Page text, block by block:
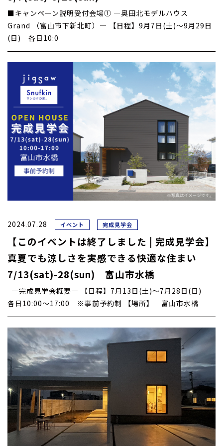
■キャンペーン説明受付会場① ―奥田北モデルハウス
Grand （富山市下新北町）― 【日程】9月7日(土)～9月29日
(日) 各日10:0
2024.07.28 イベント 完成見学会
【このイベントは終了しました | 完成見学会】
真夏でも涼しさを実感できる快適な住まい
7/13(sat)-28(sun) 富山市水橋
―完成見学会概要― 【日程】7月13日(土)～7月28日(日)
各日10:00～17:00 ※事前予約制 【場所】 富山市水橋